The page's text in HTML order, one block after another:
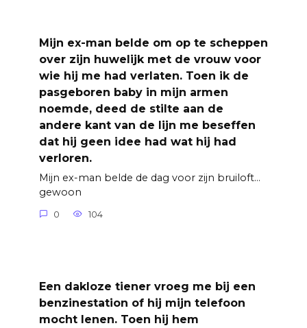
Mijn ex-man belde om op te scheppen
over zijn huwelijk met de vrouw voor
wie hij me had verlaten. Toen ik de
pasgeboren baby in mijn armen
noemde, deed de stilte aan de
andere kant van de lijn me beseffen
dat hij geen idee had wat hij had
verloren.
Mijn ex-man belde de dag voor zijn bruiloft…
gewoon
0 104
Een dakloze tiener vroeg me bij een
benzinestation of hij mijn telefoon
mocht lenen. Toen hij hem